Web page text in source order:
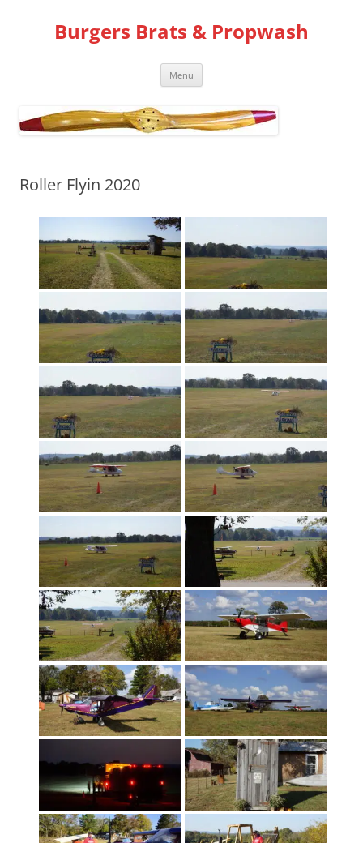
contentBurgers Brats & Propwash
Menu
Roller Flyin 2020